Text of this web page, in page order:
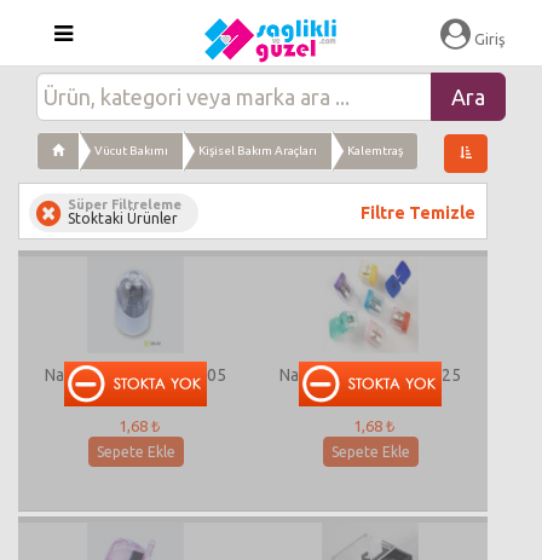
Giriş
Vücut Bakımı Kişisel Bakım Araçları Kalemtraş
Süper Filtreleme
Stoktaki Ürünler Filtre Temizle
Nascita Kalemtraş SH-05
1,68 ₺
Sepete Ekle
Nascita Kalemtraş SH-25
1,68 ₺
Sepete Ekle